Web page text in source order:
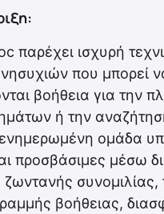
παρέχει ισχυρή
που μπορεί
βοήθεια για την
ή την
ομάδα
προσβάσιμες μέσω
ζωντανής
βοήθειας,